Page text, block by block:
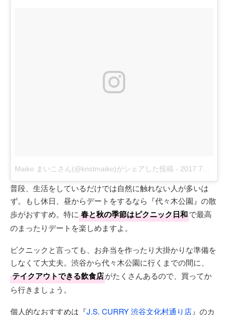
Maiko まいこさん(@knstmaiko)がシェアした投稿 - 2017 7月 20 7:12午後 PDT
普段、生活をしているだけでは自然に触れない人が多いは
ず。もし休日、昼からデートをするなら『代々木公園』の散
歩がおすすめ。特に 春と秋の季節はピクニック日和で最高
のまったりデートを楽しめますよ。
ピクニックと言っても、お弁当を作ったり大掛かりな準備を
しなくて大丈夫。渋谷から代々木公園に行くまでの間に、
テイクアウトできる飲食店がたくさんあるので、買ってか
ら行きましょう。
個人的なおすすめは『J.S. CURRY 渋谷文化村通り店』のカ